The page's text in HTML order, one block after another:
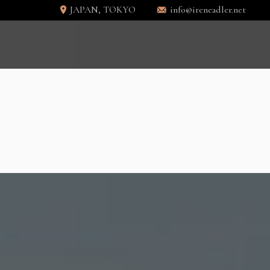
JAPAN, TOKYO info@ireneadler.net